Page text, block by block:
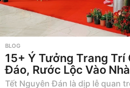
BLOG
15+ Ý Tưởng Trang Trí
Đáo, Rước Lộc Vào Nhà
Tết Nguyên Đán là dịp lễ quan